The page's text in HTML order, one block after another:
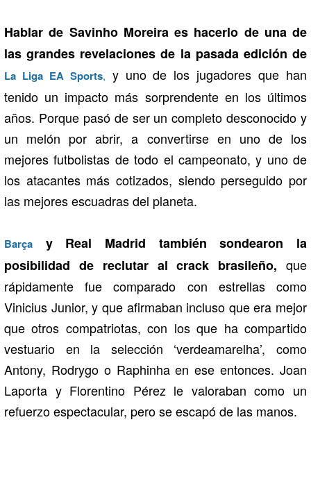
Hablar de Savinho Moreira es hacerlo de una de
las grandes revelaciones de la pasada edición de
La Liga EA Sports, y uno de los jugadores que han
tenido un impacto más sorprendente en los últimos
años. Porque pasó de ser un completo desconocido y
un melón por abrir, a convertirse en uno de los
mejores futbolistas de todo el campeonato, y uno de
los atacantes más cotizados, siendo perseguido por
las mejores escuadras del planeta.
Barça y Real Madrid también sondearon la
posibilidad de reclutar al crack brasileño, que
rápidamente fue comparado con estrellas como
Vinicius Junior, y que afirmaban incluso que era mejor
que otros compatriotas, con los que ha compartido
vestuario en la selección ‘verdeamarelha’, como
Antony, Rodrygo o Raphinha en ese entonces. Joan
Laporta y Florentino Pérez le valoraban como un
refuerzo espectacular, pero se escapó de las manos.